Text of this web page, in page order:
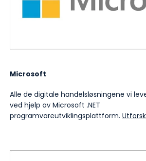
Microsoft
Alle de digitale handelsløsningene vi
ved hjelp av Microsoft .NET
programvareutviklingsplattform. Utforsk